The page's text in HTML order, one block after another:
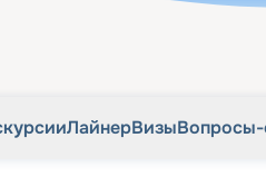
ЛайнерВизыВопросы-